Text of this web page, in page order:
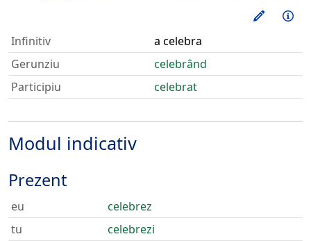
Infinitiv
a celebra
Gerunziu
celebrând
Participiu
celebrat
Modul indicativ
Prezent
eu
celebrez
tu
celebrezi